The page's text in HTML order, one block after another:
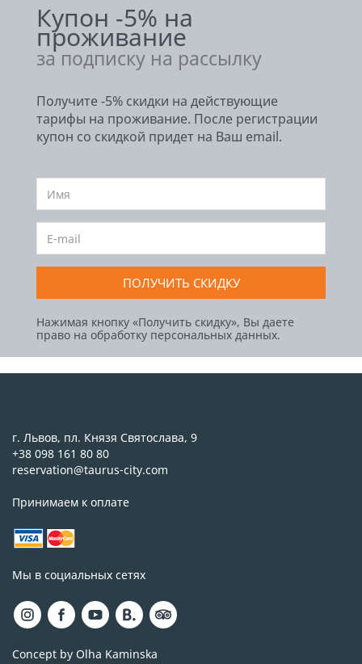
Купон -5% на
проживание
за подписку на рассылку
Получите -5% скидки на действующие
тарифы на проживание. После регистрации
купон со скидкой придет на Ваш email.
ПОЛУЧИТЬ СКИДКУ
Нажимая кнопку «Получить скидку», Вы даете
право на обработку персональных данных.
г. Львов, пл. Князя Святослава, 9
+38 098 161 80 80
reservation@taurus-city.com
Принимаем к оплате
Мы в социальных сетях
Concept by Olha Kaminska